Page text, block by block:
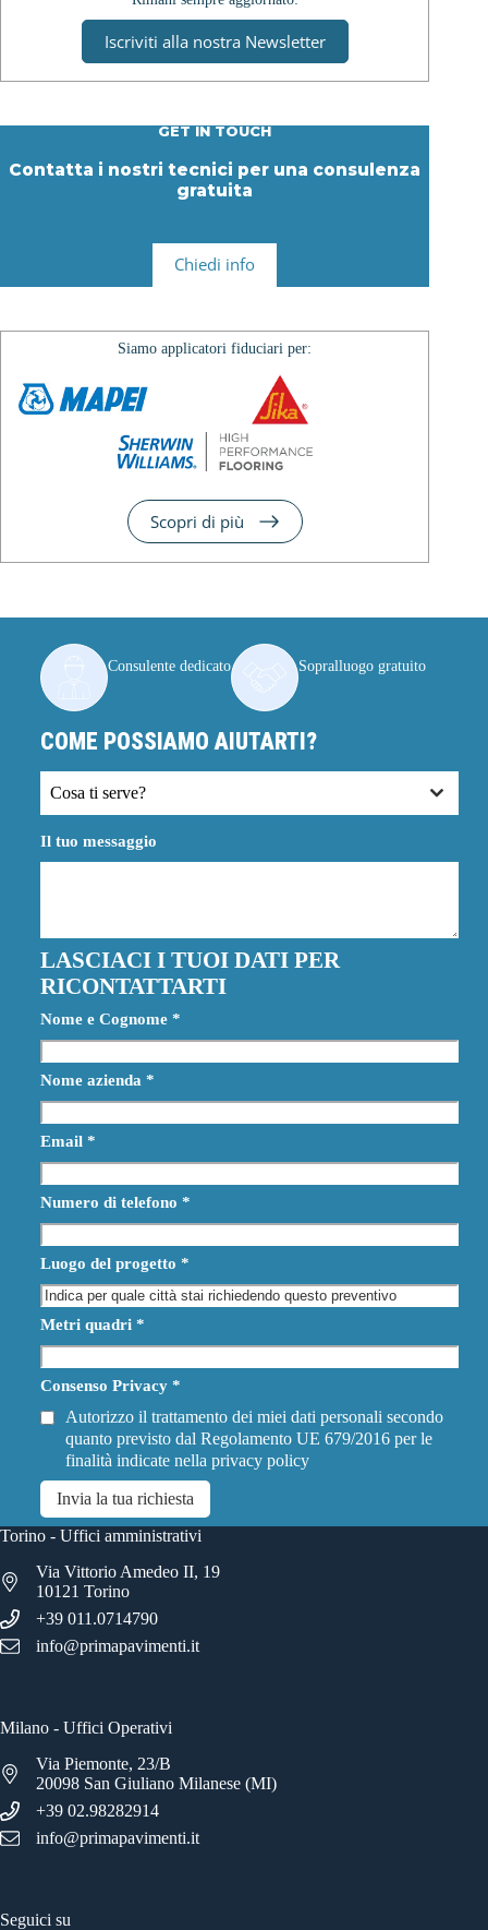
Iscriviti alla nostra Newsletter
GET IN TOUCH
Contatta i nostri tecnici per una consulenza
gratuita
Chiedi info
Siamo applicatori fiduciari per:
Scopri di più
Consulente dedicato Sopralluogo gratuito
COME POSSIAMO AIUTARTI?
Cosa ti serve?
Il tuo messaggio
LASCIACI I TUOI DATI PER
RICONTATTARTI
Nome e Cognome *
Nome azienda *
Email *
Numero di telefono *
Luogo del progetto *
Metri quadri *
Consenso Privacy *
Autorizzo il trattamento dei miei dati personali secondo
quanto previsto dal Regolamento UE 679/2016 per le
finalità indicate nella privacy policy
Invia la tua richiesta
Torino - Uffici amministrativi
Via Vittorio Amedeo II, 19
10121 Torino
+39 011.0714790
info@primapavimenti.it
Milano - Uffici Operativi
Via Piemonte, 23/B
20098 San Giuliano Milanese (MI)
+39 02.98282914
info@primapavimenti.it
Seguici su